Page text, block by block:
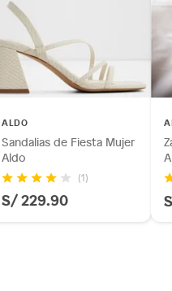
ALDO
Sandalias de Fiesta Mujer
Aldo
(1)
S/ 229.90